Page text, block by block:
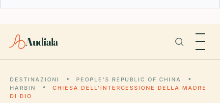
Audiala
DESTINAZIONI
PEOPLE'S REPUBLIC OF CHINA
HARBIN
CHIESA DELL'INTERCESSIONE DELLA MADRE
DI DIO